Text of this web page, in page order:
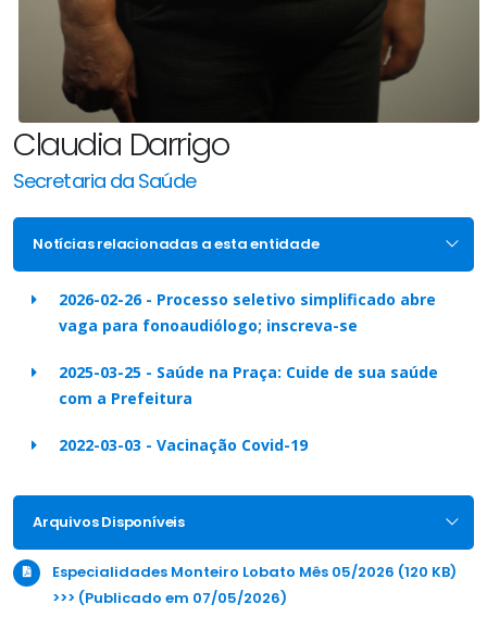
Claudia Darrigo
Secretaria da Saúde
Notícias relacionadas a esta entidade
2026-02-26 - Processo seletivo simplificado abre
vaga para fonoaudiólogo; inscreva-se
2025-03-25 - Saúde na Praça: Cuide de sua saúde
com a Prefeitura
2022-03-03 - Vacinação Covid-19
Arquivos Disponíveis
Especialidades Monteiro Lobato Mês 05/2026 (120 KB)
>>> (Publicado em 07/05/2026)